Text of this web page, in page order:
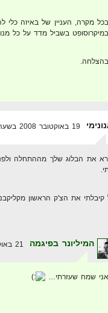
בכל מקרה, העניין של באיזה
במיקרוסופט בשביל מדד על כל
בהצלחה.
את הבלוג שלך מההתחלה
קיבלתי את הצ'ק הראשון
המיליונר בפיגמה
אני שמח שעזרתי…